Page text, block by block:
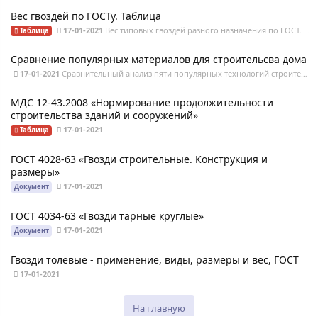
Вес гвоздей по ГОСТу. Таблица
Таблица 17-01-2021 Вес типовых гвоздей разного назначения по ГОСТ. Вес 1000 шт, количество в килограмме,
Сравнение популярных материалов для строительсва дома
17-01-2021 Сравнительный анализ пяти популярных технологий строительства - кирпич, пеноблок, клееный
МДС 12-43.2008 «Нормирование продолжительности
строительства зданий и сооружений»
Таблица 17-01-2021
ГОСТ 4028-63 «Гвозди строительные. Конструкция и
размеры»
Документ 17-01-2021
ГОСТ 4034-63 «Гвозди тарные круглые»
Документ 17-01-2021
Гвозди толевые - применение, виды, размеры и вес, ГОСТ
17-01-2021
На главную